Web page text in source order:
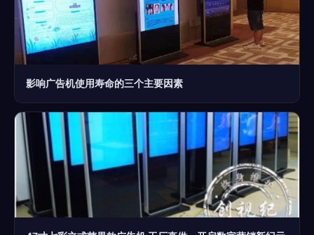
影响广告机使用寿命的三个主要因素